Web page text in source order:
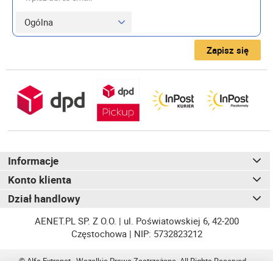
Zapisz się
Informacje
Konto klienta
Dział handlowy
AENET.PL SP. Z O.O. | ul. Poświatowskiej 6, 42-200
Częstochowa | NIP: 5732823212